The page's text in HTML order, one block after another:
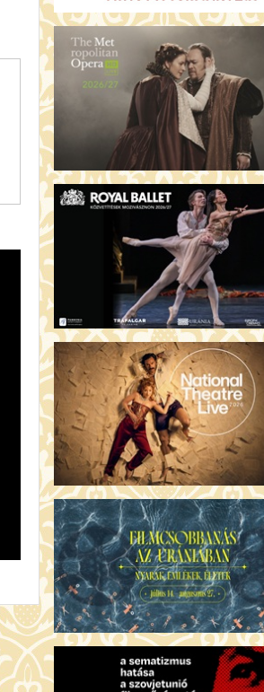
19:00 Fábri terem
AZ ÖRDÖG PRADÁT VISEL 2. (12)
19:00 Csortos terem
ÁDÁM ALMÁI (16)
19:00 Törőcsik Mari terem
HOGYAN TUDNÉK ÉLNI
NÉLKÜLED? (12)
19:00 Díszterem
ODÜSSZEIA (16)